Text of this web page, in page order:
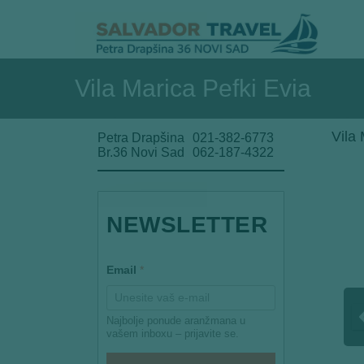
Vila Marica Pefki Evia
Vila
Petra Drapšina
Br.36 Novi Sad
021-382-6773
062-187-4322
NEWSLETTER
m
E
m
a
Email *
Najbolje ponude aranžmana u
vašem inboxu – prijavite se.